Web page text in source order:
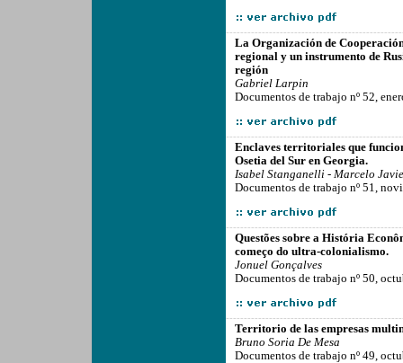
La Organización de
regional y un instrumento de
región
Gabriel Larpin
Documentos de trabajo nº 52,
Enclaves territoriales que
Osetia del Sur en Georgia.
Isabel Stanganelli - Marcelo
Documentos de trabajo nº 51,
Questões sobre a História
começo do ultra-colonialismo.
Jonuel Gonçalves
Documentos de trabajo nº 50,
Territorio de las empresas
Bruno Soria De Mesa
Documentos de trabajo nº 49,